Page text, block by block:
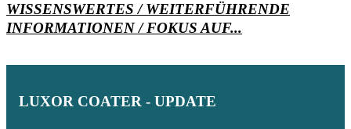
WISSENSWERTES / WEITERFÜHRENDE
INFORMATIONEN / FOKUS AUF...
LUXOR COATER - UPDATE